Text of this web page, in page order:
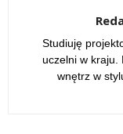
Studiuję
uczelni w kraju.
wnętrz w